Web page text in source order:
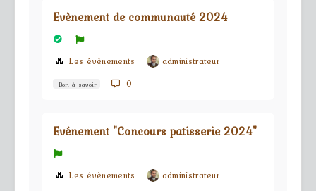
Evènement de communauté 2024
Les évènements administrateur
Bon à savoir 0
Evénement "Concours patisserie 2024"
Les évènements administrateur